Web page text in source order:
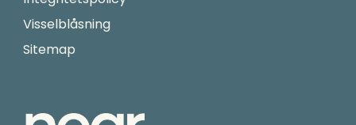
Visselblåsning
Sitemap